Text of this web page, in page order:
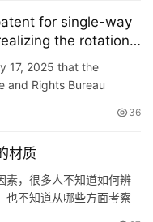
for single-way
the rotation
17, 2025 that the
and Rights Bureau
36
材质
，很多人不知道如何辨
也不知道从哪些方面考察